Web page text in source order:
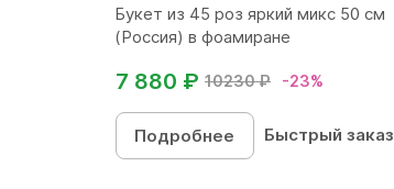
Букет из 45 роз яркий микс 50 см
(Россия) в фоамиране
10230 ₽ -23%
7 880 ₽
Подробнее Быстрый заказ